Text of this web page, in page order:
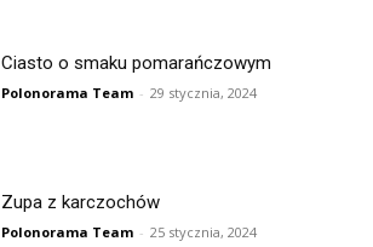
Ciasto o smaku pomarańczowym
Polonorama Team - 29 stycznia, 2024
Zupa z karczochów
Polonorama Team - 25 stycznia, 2024